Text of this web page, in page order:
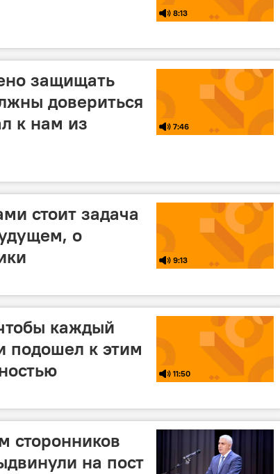
8:13
защищать
довериться
к нам из
7:46
стоит задача
о
9:13
каждый
к этим
11:50
сторонников
на пост